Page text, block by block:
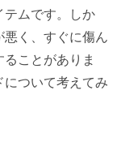
テムです。しか
悪く、すぐに傷ん
ことがありま
ついて考えてみ